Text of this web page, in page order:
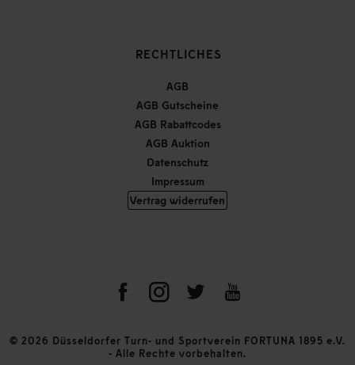
RECHTLICHES
AGB
AGB Gutscheine
AGB Rabattcodes
AGB Auktion
Datenschutz
Impressum
Vertrag widerrufen
© 2026 Düsseldorfer Turn- und Sportverein FORTUNA 1895 e.V.
- Alle Rechte vorbehalten.